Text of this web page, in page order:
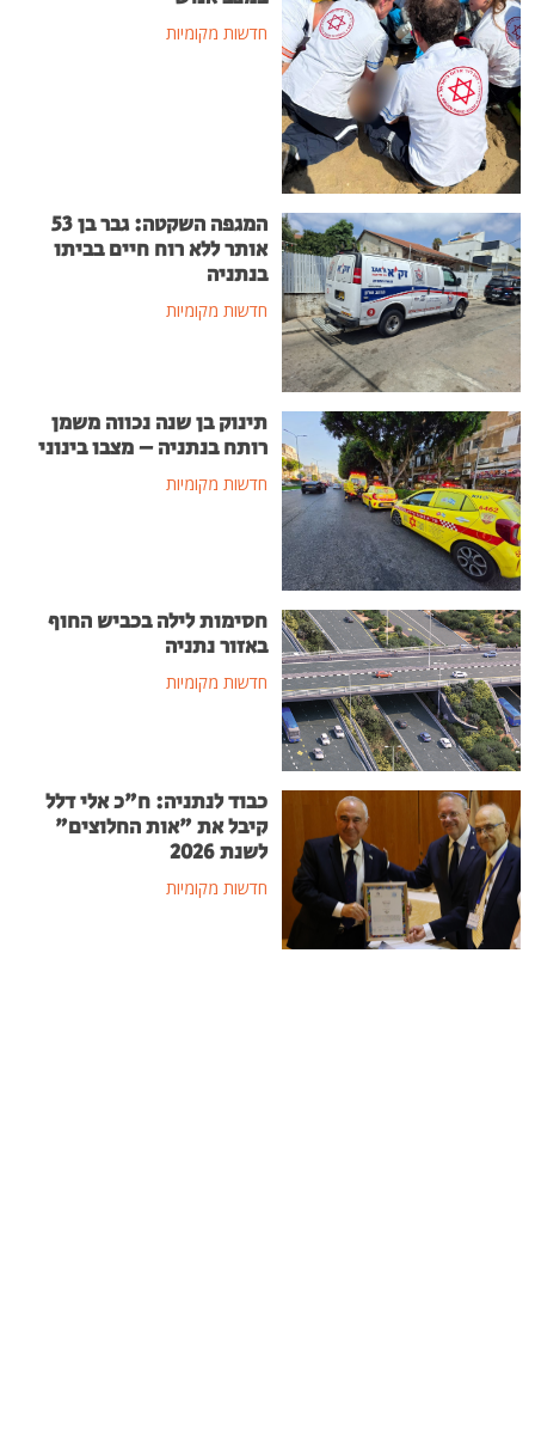
חדשות מקומיות
המגפה השקטה: גבר בן 53
אותר ללא רוח חיים בביתו
בנתניה
חדשות מקומיות
תינוק בן שנה נכווה משמן
רותח בנתניה – מצבו בינוני
חדשות מקומיות
חסימות לילה בכביש החוף
באזור נתניה
חדשות מקומיות
כבוד לנתניה: ח"כ אלי דלל
קיבל את "אות החלוצים"
לשנת 2026
חדשות מקומיות